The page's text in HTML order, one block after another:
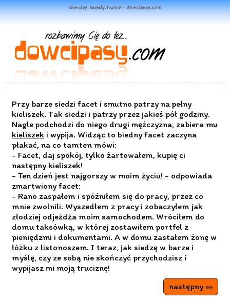
dowcipy, kawały, humor - dowcipasy.com
Przy barze siedzi facet i smutno patrzy na pełny
kieliszek. Tak siedzi i patrzy przez jakieś pół godziny.
Nagle podchodzi do niego drugi mężczyzna, zabiera mu
kieliszek i wypija. Widząc to biedny facet zaczyna
płakać, na co tamten mówi:
- Facet, daj spokój, tylko żartowałem, kupię ci
następny kieliszek!
- Ten dzień jest najgorszy w moim życiu! - odpowiada
zmartwiony facet:
- Rano zaspałem i spóźniłem się do pracy, przez co
mnie zwolnili. Wyszedłem z pracy i zobaczyłem jak
złodziej odjeżdża moim samochodem. Wróciłem do
domu taksówką, w której zostawiłem portfel z
pieniędzmi i dokumentami. A w domu zastałem żonę w
łóżku z listonoszem. I teraz, jak siedzę w barze i
myślę, czy ze sobą nie skończyć przychodzisz i
wypijasz mi moją truciznę!
następny »»